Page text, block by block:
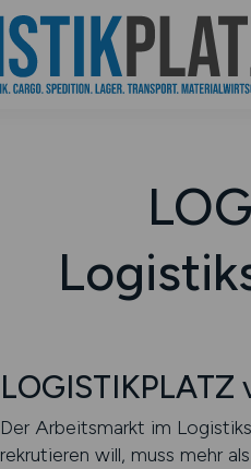
Der Arbeitsmarkt im
rekrutieren will, muss mehr